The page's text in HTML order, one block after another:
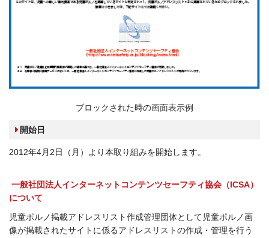
ブロックされた時の画面表示例
開始日
2012年4月2日（月）より本取り組みを開始します。
一般社団法人インターネットコンテンツセーフティ協会（ICSA）
について
児童ポルノ掲載アドレスリスト作成管理団体として児童ポルノ画
像が掲載されたサイトに係るアドレスリストの作成・管理を行う